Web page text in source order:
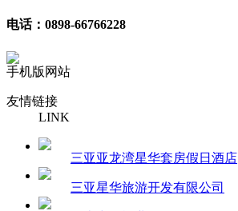
电话：0898-66766228
手机版网站
友情链接
LINK
三亚亚龙湾星华套房假日酒店
三亚星华旅游开发有限公司